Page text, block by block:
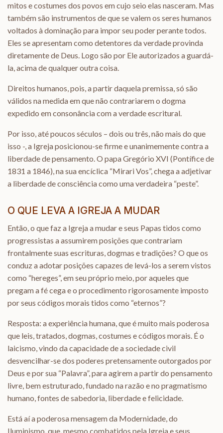
mitos e costumes dos povos em cujo seio elas nasceram. Mas
também são instrumentos de que se valem os seres humanos
voltados à dominação para impor seu poder perante todos.
Eles se apresentam como detentores da verdade provinda
diretamente de Deus. Logo são por Ele autorizados a guardá-
la, acima de qualquer outra coisa.
Direitos humanos, pois, a partir daquela premissa, só são
válidos na medida em que não contrariarem o dogma
expedido em consonância com a verdade escritural.
Por isso, até poucos séculos – dois ou três, não mais do que
isso -, a Igreja posicionou-se firme e unanimemente contra a
liberdade de pensamento. O papa Gregório XVI (Pontífice de
1831 a 1846), na sua encíclica “Mirari Vos”, chega a adjetivar
a liberdade de consciência como uma verdadeira “peste”.
O QUE LEVA A IGREJA A MUDAR
Então, o que faz a Igreja a mudar e seus Papas tidos como
progressistas a assumirem posições que contrariam
frontalmente suas escrituras, dogmas e tradições? O que os
conduz a adotar posições capazes de levá-los a serem vistos
como “hereges”, em seu próprio meio, por aqueles que
pregam a fé cega e o procedimento rigorosamente imposto
por seus códigos morais tidos como “eternos”?
Resposta: a experiência humana, que é muito mais poderosa
que leis, tratados, dogmas, costumes e códigos morais. É o
laicismo, vindo da capacidade de a sociedade civil
desvencilhar-se dos poderes pretensamente outorgados por
Deus e por sua “Palavra”, para agirem a partir do pensamento
livre, bem estruturado, fundado na razão e no pragmatismo
humano, fontes de sabedoria, liberdade e felicidade.
Está aí a poderosa mensagem da Modernidade, do
Iluminismo, que, mesmo combatidos pela Igreja e seus